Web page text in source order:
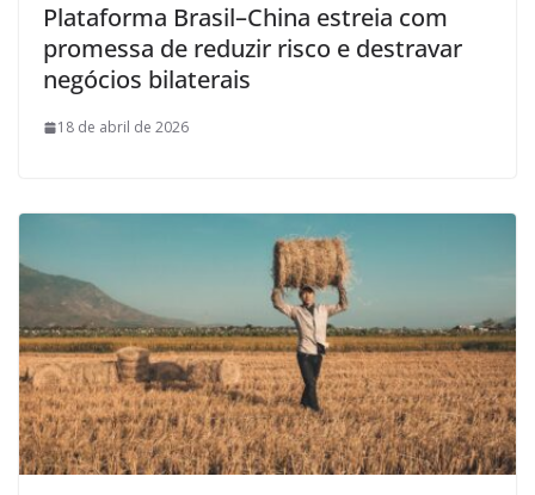
Plataforma Brasil–China estreia com
promessa de reduzir risco e destravar
negócios bilaterais
18 de abril de 2026